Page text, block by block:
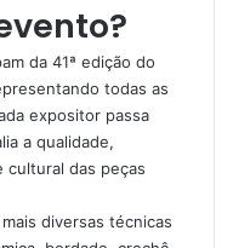
da 41ª edição do
todas as
expositor passa
a qualidade,
cultural das peças
diversas técnicas